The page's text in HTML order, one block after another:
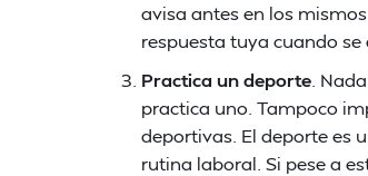
avisa antes en los
respuesta tuya cuando se
Practica un deporte .
practica uno. Tampoco
deportivas. El deporte es
rutina laboral. Si pese a